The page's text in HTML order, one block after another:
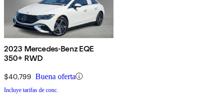
2023 Mercedes-Benz EQE
350+ RWD
$40,799 Buena oferta
Incluye tarifas de conc.